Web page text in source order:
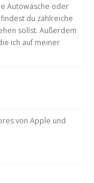
Autowäsche oder
du zahlreiche
sollst. Außerdem
ich auf meiner
von Apple und